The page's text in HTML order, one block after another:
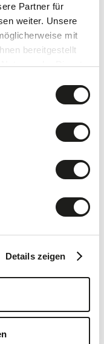
Partner für
weiter. Unsere
mit
bereitgestellt
der Dienste
Details zeigen